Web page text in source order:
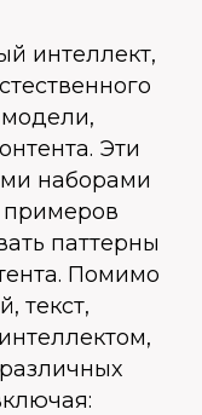
интеллект,
Эти
наборами
паттерны
Помимо
текст,